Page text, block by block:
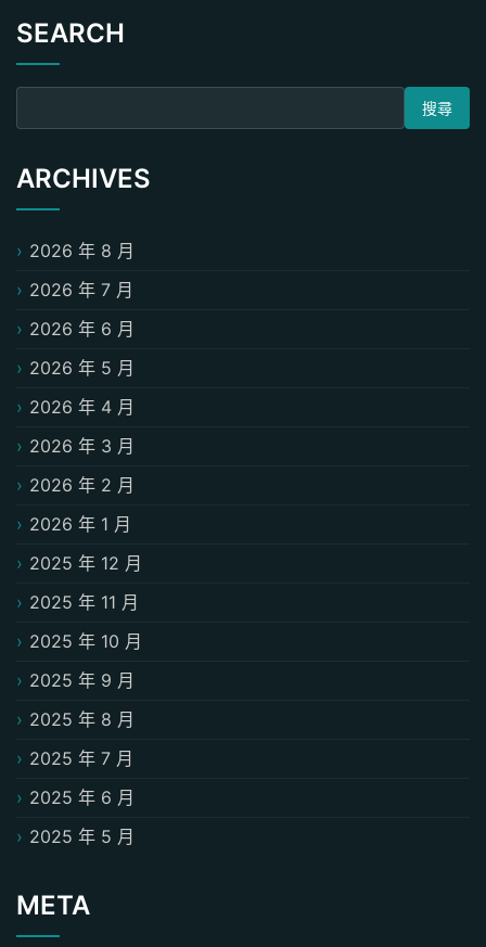
SEARCH
搜尋關鍵字:
ARCHIVES
2026 年 8 月
2026 年 7 月
2026 年 6 月
2026 年 5 月
2026 年 4 月
2026 年 3 月
2026 年 2 月
2026 年 1 月
2025 年 12 月
2025 年 11 月
2025 年 10 月
2025 年 9 月
2025 年 8 月
2025 年 7 月
2025 年 6 月
2025 年 5 月
META